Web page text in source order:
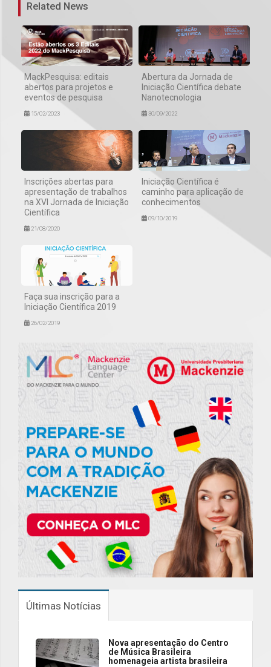
Related News
MackPesquisa: editais
abertos para projetos e
eventos de pesquisa
15/02/2023
Abertura da Jornada de
Iniciação Científica debate
Nanotecnologia
30/09/2022
Inscrições abertas para
apresentação de trabalhos
na XVI Jornada de Iniciação
Científica
21/08/2020
Iniciação Científica é
caminho para aplicação de
conhecimentos
09/10/2019
Faça sua inscrição para a
Iniciação Científica 2019
26/02/2019
Últimas Notícias
Nova apresentação do Centro
de Música Brasileira
homenageia artista brasileira